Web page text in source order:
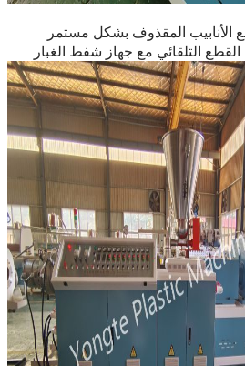
الأنابيب المقذوف بشكل مستمر
التلقائي مع جهاز شفط الغبار